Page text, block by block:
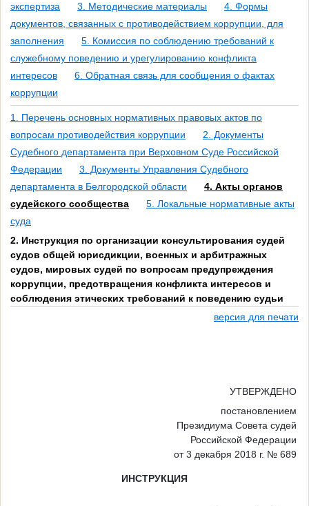
экспертиза
3. Методические материалы
4. Формы
документов, связанных с противодействием коррупции, для
заполнения
5. Комиссия по соблюдению требований к
служебному поведению и урегулированию конфликта
интересов
6. Обратная связь для сообщения о фактах
коррупции
1. Перечень основных нормативных правовых актов по
вопросам противодействия коррупции
2. Документы
Судебного департамента при Верховном Суде Российской
Федерации
3. Документы Управления Судебного
департамента в Белгородской области
4. Акты органов
судейского сообщества
5. Локальные нормативные акты
суда
2. Инструкция по организации консультирования судей
судов общей юрисдикции, военных и арбитражных
судов, мировых судей по вопросам предупреждения
коррупции, предотвращения конфликта интересов и
соблюдения этических требований к поведению судьи
версия для печати
УТВЕРЖДЕНО
постановлением
Президиума Совета судей
Российской Федерации
от 3 декабря 2018 г. № 689
ИНСТРУКЦИЯ